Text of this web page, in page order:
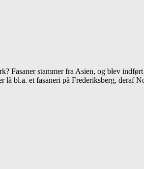
Fasaner stammer fra Asien, og blev
lå bl.a. et fasaneri på Frederiksberg, deraf